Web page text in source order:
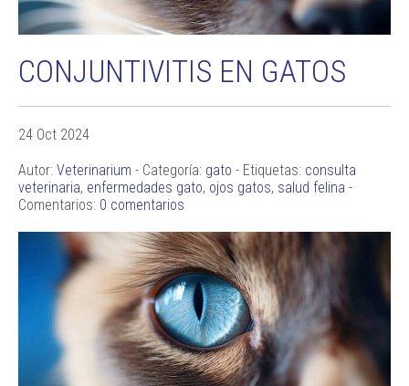
CONJUNTIVITIS EN GATOS
24 Oct 2024
Autor: Veterinarium - Categoría: gato - Etiquetas: consulta
veterinaria, enfermedades gato, ojos gatos, salud felina -
Comentarios: 0 comentarios